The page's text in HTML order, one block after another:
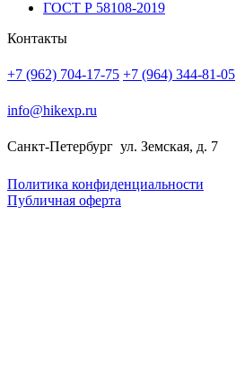
ГОСТ Р 58108-2019
Контакты
+7 (962) 704-17-75 +7 (964) 344-81-05
info@hikexp.ru
Санкт-Петербург ул. Земская, д. 7
Политика конфиденциальности
Публичная оферта